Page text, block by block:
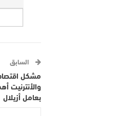
السابق
مشكل
والأنترنيت
بعامل أزيلال